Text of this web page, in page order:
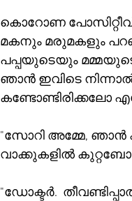
കൊറോണ പോസിറ്റീവ്
മകനും മരുമകളും
പപ്പയുടെയും
ഞാൻ ഇവിടെ
കണ്ടോണ്ടിരിക്കലോ
"സോറി അമ്മേ, ഞാൻ
വാക്കുകളിൽ
"ഡോക്ടർ.